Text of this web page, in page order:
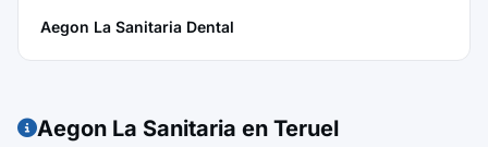
Aegon La Sanitaria Dental
Aegon La Sanitaria en Teruel